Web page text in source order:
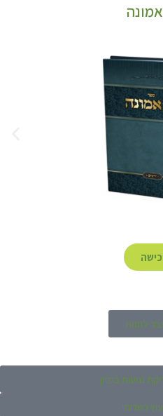
לחנות
נגיעות במזון
כשרותי